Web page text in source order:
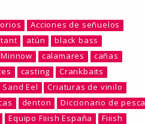
Acciones de señuelos
atún
black bass
calamares
cañas
casting
Crankbaits
Eel
Criaturas de vinilo
denton
Diccionario de pesca
Equipo Fiiish España
Fiiish